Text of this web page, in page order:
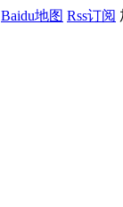
Baidu地图 Rss订阅